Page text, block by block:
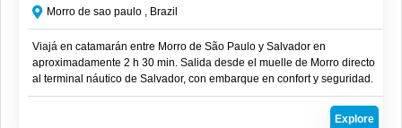
Morro de sao paulo , Brazil
Viajá en catamarán entre Morro de São Paulo y Salvador en
aproximadamente 2 h 30 min. Salida desde el muelle de Morro directo
al terminal náutico de Salvador, con embarque en confort y seguridad.
Explore